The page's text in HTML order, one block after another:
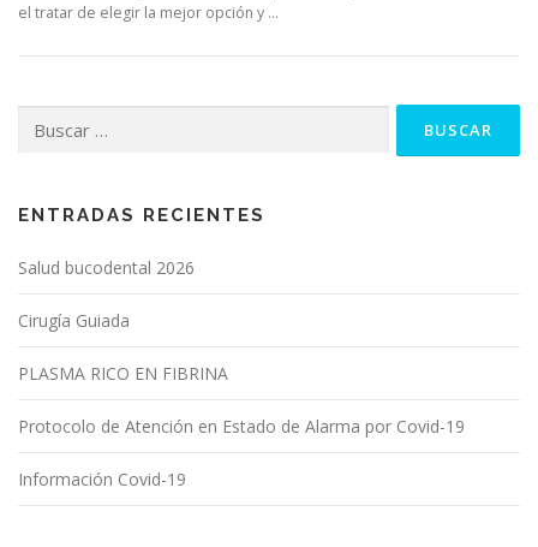
el tratar de elegir la mejor opción y …
ENTRADAS RECIENTES
Salud bucodental 2026
Cirugía Guiada
PLASMA RICO EN FIBRINA
Protocolo de Atención en Estado de Alarma por Covid-19
Información Covid-19